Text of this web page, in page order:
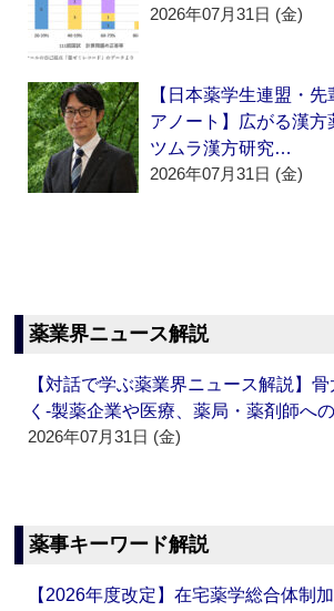
2026年07月31日 (金)
【日本薬学生連盟・
アノート】広がる漢
ツムラ漢方研究…
2026年07月31日 (金)
薬業界ニュース解説
【対話で学ぶ薬業界ニュース解説】
く‐製薬企業や医療、薬局・薬剤師へ
2026年07月31日 (金)
薬事キーワード解説
【2026年度改定】在宅薬学総合体制